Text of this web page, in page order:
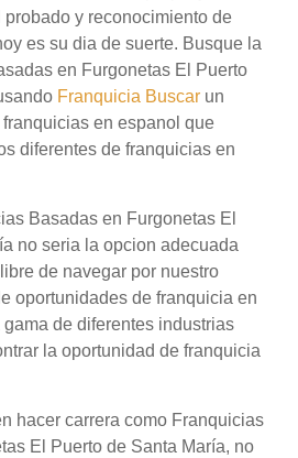
y reconocimiento de
es su dia de suerte. Busque la
en Furgonetas El Puerto
Franquicia Buscar un
en espanol que
diferentes de franquicias en
Basadas en Furgonetas El
no seria la opcion adecuada
de navegar por nuestro
oportunidades de franquicia en
de diferentes industrias
la oportunidad de franquicia
hacer carrera como Franquicias
El Puerto de Santa María, no